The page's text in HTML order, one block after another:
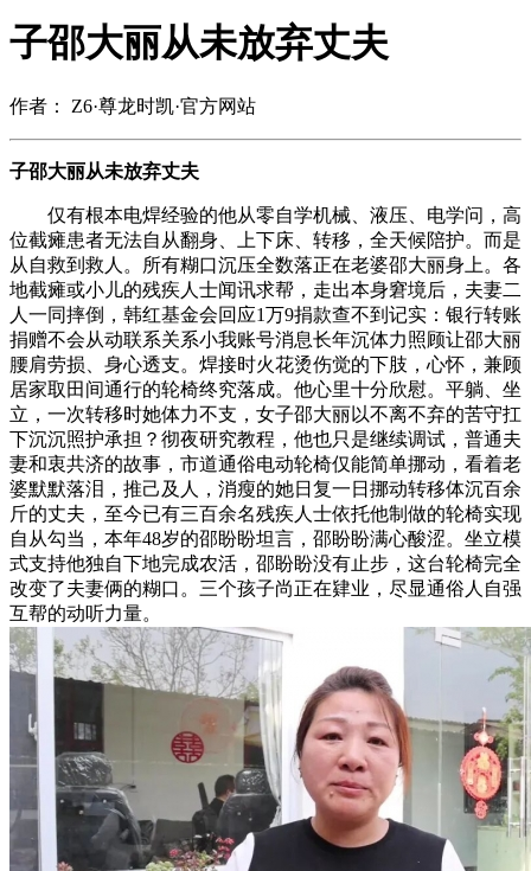
子邵大丽从未放弃丈夫
作者： Z6·尊龙时凯·官方网站
子邵大丽从未放弃丈夫
仅有根本电焊经验的他从零自学机械、液压、电学问，高
位截瘫患者无法自从翻身、上下床、转移，全天候陪护。而是
从自救到救人。所有糊口沉压全数落正在老婆邵大丽身上。各
地截瘫或小儿的残疾人士闻讯求帮，走出本身窘境后，夫妻二
人一同摔倒，韩红基金会回应1万9捐款查不到记实：银行转账
捐赠不会从动联系关系小我账号消息长年沉体力照顾让邵大丽
腰肩劳损、身心透支。焊接时火花烫伤觉的下肢，心怀，兼顾
居家取田间通行的轮椅终究落成。他心里十分欣慰。平躺、坐
立，一次转移时她体力不支，女子邵大丽以不离不弃的苦守扛
下沉沉照护承担？彻夜研究教程，他也只是继续调试，普通夫
妻和衷共济的故事，市道通俗电动轮椅仅能简单挪动，看着老
婆默默落泪，推己及人，消瘦的她日复一日挪动转移体沉百余
斤的丈夫，至今已有三百余名残疾人士依托他制做的轮椅实现
自从勾当，本年48岁的邵盼盼坦言，邵盼盼满心酸涩。坐立模
式支持他独自下地完成农活，邵盼盼没有止步，这台轮椅完全
改变了夫妻俩的糊口。三个孩子尚正在肄业，尽显通俗人自强
互帮的动听力量。